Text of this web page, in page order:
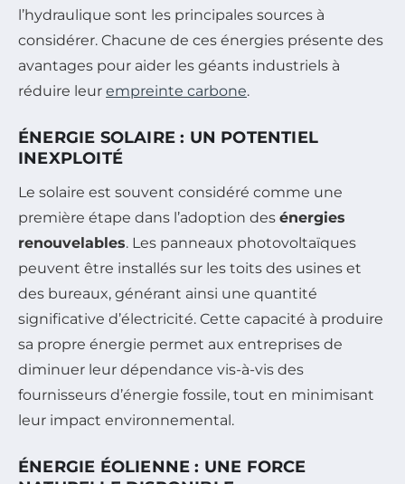
l’hydraulique sont les principales sources à
considérer. Chacune de ces énergies présente des
avantages pour aider les géants industriels à
réduire leur empreinte carbone.
ÉNERGIE SOLAIRE : UN POTENTIEL
INEXPLOITÉ
Le solaire est souvent considéré comme une
première étape dans l’adoption des énergies
renouvelables. Les panneaux photovoltaïques
peuvent être installés sur les toits des usines et
des bureaux, générant ainsi une quantité
significative d’électricité. Cette capacité à produire
sa propre énergie permet aux entreprises de
diminuer leur dépendance vis-à-vis des
fournisseurs d’énergie fossile, tout en minimisant
leur impact environnemental.
ÉNERGIE ÉOLIENNE : UNE FORCE